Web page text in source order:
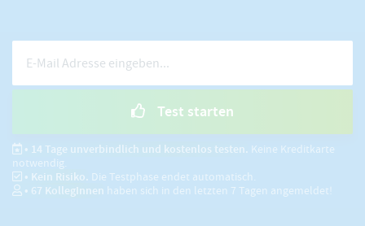
Test starten
• 14 Tage unverbindlich und kostenlos testen. Keine Kreditkarte
notwendig.
• Kein Risiko. Die Testphase endet automatisch.
• 67 KollegInnen haben sich in den letzten 7 Tagen angemeldet!